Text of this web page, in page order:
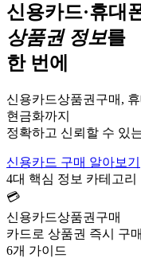
신용카드·휴대
상품권 정보를
한 번에
신용카드상품권구매,
현금화까지
정확하고 신뢰할 수 있
신용카드 구매 알아보기
4대 핵심 정보 카테고리
💳
신용카드상품권구매
카드로 상품권 즉시 구매
6개 가이드